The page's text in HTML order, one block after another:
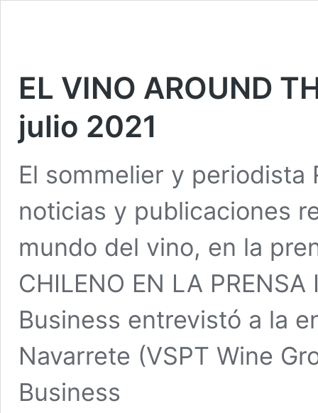
EL VINO AROUND
julio 2021
El sommelier y periodista
noticias y publicaciones
mundo del vino, en la
CHILENO EN LA
Business entrevistó a la
Navarrete (VSPT Wine
Business